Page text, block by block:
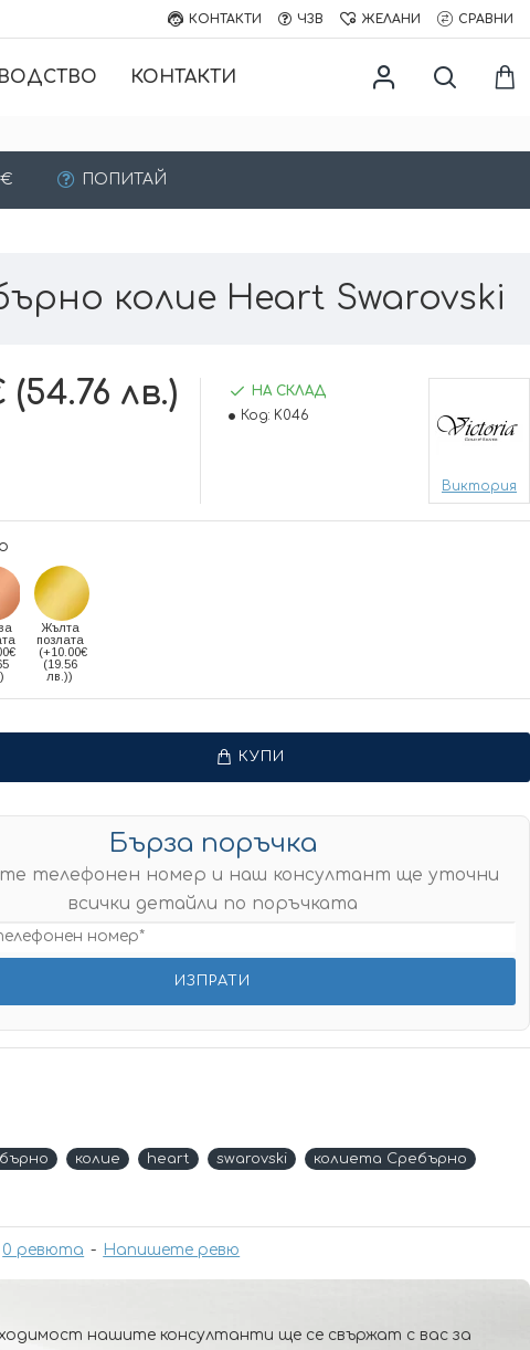
КОНТАКТИ ЧЗВ ЖЕЛАНИ СРАВНИ
КОНТАКТИ
ПОПИТАЙ
колие Heart Swarovski
0 ревюта - Напишете ревю
(54.76 лв.)
НА СКЛАД
Код: K046
Виктория
Жълта
позлата
(+10.00€
(19.56
лв.))
КУПИ
Бърза поръчка
телефонен номер и наш консултант ще уточни
всички детайли по поръчката
колие heart swarovski
колиета Сребърнo
нашите консултанти ще се свържат с вас за